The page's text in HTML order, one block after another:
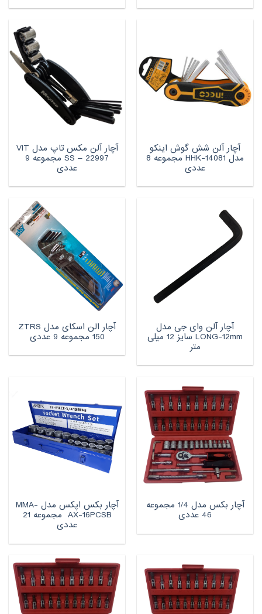
آچار آلن شش گوش اینکو
مدل HHK-14081 مجموعه 8
عددی
آچار آلن مکس تاپ مدل VIT
SS – 22997 مجموعه 9
عددی
آچار آلن وای جی مدل
LONG-12mm سایز 12 میلی
متر
آچار الن اسکای مدل ZTRS
150 مجموعه 9 عددی
آچار بکس مدل 1/4 مجموعه
46 عددی
آچار بکس اپکس مدل MMA-
AX-16PCSB مجموعه 21
عددی